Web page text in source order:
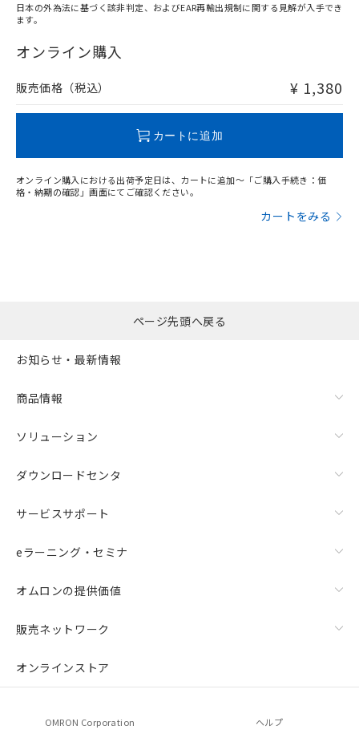
在庫等で未対応品が混在する可能性があります。
問い合わせください。
日本の外為法に基づく該非判定、およびEAR再輸出規制に関する見解が入手でき
ます。
オンライン購入
販売価格（税込） ¥ 1,380
カートに追加
オンライン購入における出荷予定日は、カートに追加～「ご購入手続き：価
格・納期の確認」画面にてご確認ください。
カートをみる
ページ先頭へ戻る
お知らせ・最新情報
商品情報
ソリューション
ダウンロードセンタ
サービスサポート
eラーニング・セミナ
オムロンの提供価値
販売ネットワーク
オンラインストア
OMRON Corporation ヘルプ